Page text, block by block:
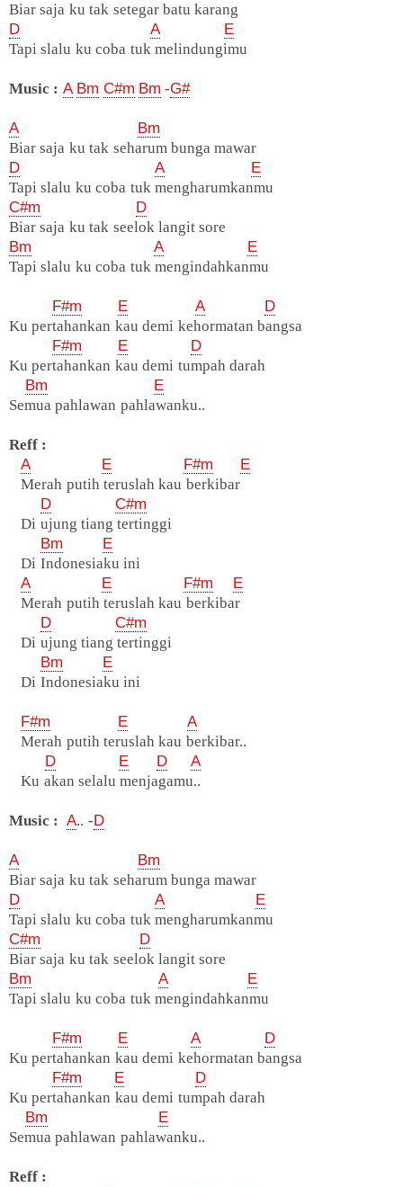
Biar saja ku tak setegar batu karang
D
A
E
Tapi slalu ku coba tuk melindungimu
Music : A Bm C#m Bm -G#
A
Bm
Biar saja ku tak seharum bunga mawar
D
A
E
Tapi slalu ku coba tuk mengharumkanmu
C#m
D
Biar saja ku tak seelok langit sore
Bm
A
E
Tapi slalu ku coba tuk mengindahkanmu
F#m E A
D
Ku pertahankan kau demi kehormatan bangsa
F#m
E
D
Ku pertahankan kau demi tumpah darah
Bm
E
Semua pahlawan pahlawanku..
Reff :
A
E F#m
E
Merah putih teruslah kau berkibar
D
C#m
Di ujung tiang tertinggi
Bm
E
Di Indonesiaku ini
A
E F#m
E
Merah putih teruslah kau berkibar
D
C#m
Di ujung tiang tertinggi
Bm
E
Di Indonesiaku ini
F#m E
A
Merah putih teruslah kau berkibar..
D
E D
A
Ku akan selalu menjagamu..
Music : A.. -D
A
Bm
Biar saja ku tak seharum bunga mawar
D
A
E
Tapi slalu ku coba tuk mengharumkanmu
C#m
D
Biar saja ku tak seelok langit sore
Bm
A
E
Tapi slalu ku coba tuk mengindahkanmu
F#m E A
D
Ku pertahankan kau demi kehormatan bangsa
F#m
E
D
Ku pertahankan kau demi tumpah darah
Bm
E
Semua pahlawan pahlawanku..
Reff :